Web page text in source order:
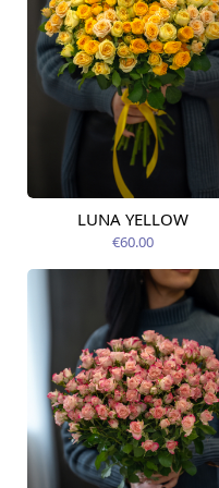
Pieejams šodien
LUNA YELLOW
€60.00